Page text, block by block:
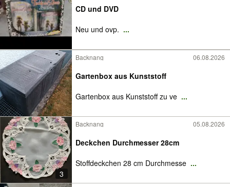
CD und DVD
Neu und ovp. ...
Backnang 06.08.2026
Gartenbox aus Kunststoff
Gartenbox aus Kunststoff zu ve ...
3
Backnang 05.08.2026
Deckchen Durchmesser 28cm
Stoffdeckchen 28 cm Durchmesse ...